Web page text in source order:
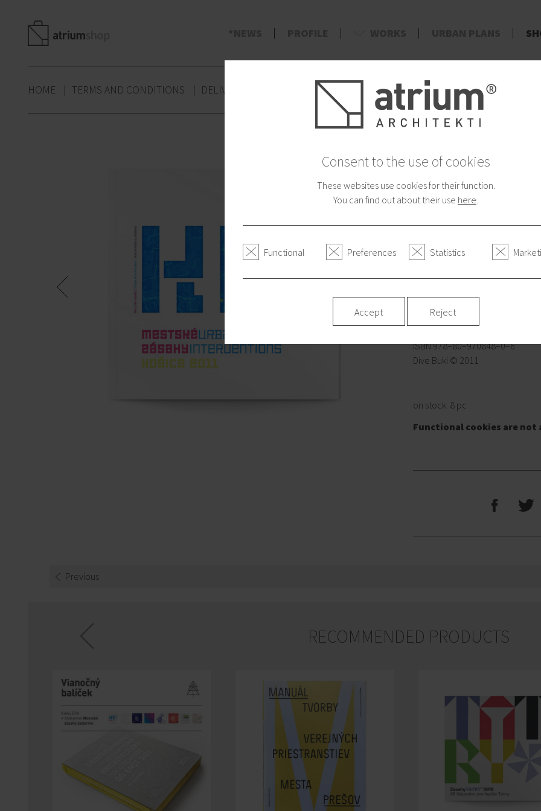
HOME TERMS AND CONDITIONS DELIVERY CATEGORIES
Book of Urban
14.90 €
UzemnePlany.sk / Mestské
60 originálnych
entuziastov. V knihe môžte
Webpage of the project
92 strán / slovenský + anglický +
ISBN 978–80–970848–0–6
Dive Buki © 2011
on stock: 8 pc
Functional cookies are
F T
Previous
RECOMMENDED PRODUCTS
Consent to the use of cookies
These websites use cookies for their function.
You can find out about their use here
Functional Preferences Statistics
Accept Reject